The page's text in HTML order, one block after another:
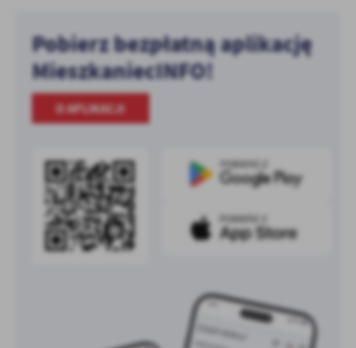
Pobierz bezpłatną aplikację
MieszkaniecINFO!
O APLIKACJI